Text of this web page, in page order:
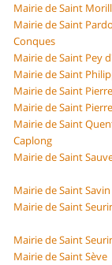
Mairie de Saint
Mairie de Saint
Conques
Mairie de Saint Pey
Mairie de Saint
Mairie de Saint
Mairie de Saint
Mairie de Saint
Caplong
Mairie de Saint
Mairie de Saint Savin
Mairie de Saint
Mairie de Saint
Mairie de Saint Sève